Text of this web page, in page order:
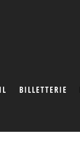
BILLETTERIE